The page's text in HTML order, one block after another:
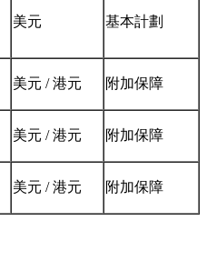
美元 基本計劃
美元 / 港元 附加保障
美元 / 港元 附加保障
美元 / 港元 附加保障